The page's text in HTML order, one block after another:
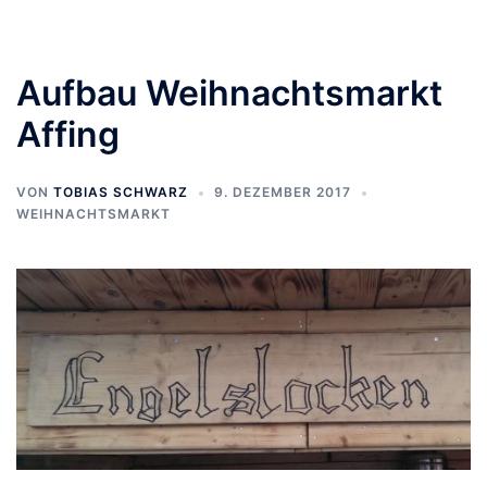
Aufbau Weihnachtsmarkt
Affing
VON TOBIAS SCHWARZ
9. DEZEMBER 2017
WEIHNACHTSMARKT